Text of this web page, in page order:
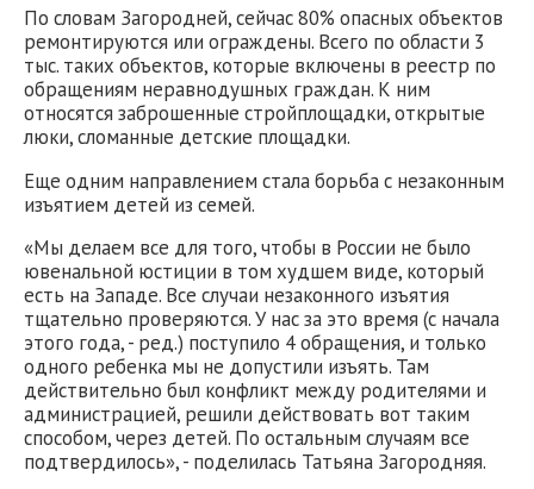
По словам Загородней, сейчас 80% опасных объектов
ремонтируются или ограждены. Всего по области 3
тыс. таких объектов, которые включены в реестр по
обращениям неравнодушных граждан. К ним
относятся заброшенные стройплощадки, открытые
люки, сломанные детские площадки.
Еще одним направлением стала борьба с незаконным
изъятием детей из семей.
«Мы делаем все для того, чтобы в России не было
ювенальной юстиции в том худшем виде, который
есть на Западе. Все случаи незаконного изъятия
тщательно проверяются. У нас за это время (с начала
этого года, - ред.) поступило 4 обращения, и только
одного ребенка мы не допустили изъять. Там
действительно был конфликт между родителями и
администрацией, решили действовать вот таким
способом, через детей. По остальным случаям все
подтвердилось», - поделилась Татьяна Загородняя.